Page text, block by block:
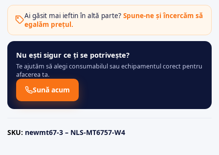
Ai găsit mai ieftin în altă parte? Spune-ne și încercăm să
egalăm prețul.
Nu ești sigur ce ți se potrivește?
Te ajutăm să alegi consumabilul sau echipamentul corect pentru
afacerea ta.
Sună acum
SKU: newmt67-3 – NLS-MT6757-W4